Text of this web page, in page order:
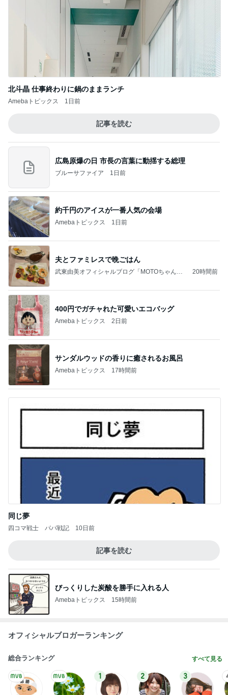
北斗晶 仕事終わりに鍋のままランチ
Amebaトピックス 1日前
記事を読む
広島原爆の日 市長の言葉に動揺する総理
ブルーサファイア 1日前
約千円のアイスが一番人気の会場
Amebaトピックス 1日前
夫とファミレスで晩ごはん
武東由美オフィシャルブログ「MOTOちゃんと
20時間前
400円でガチャれた可愛いエコバッグ
Amebaトピックス 2日前
サンダルウッドの香りに癒されるお風呂
Amebaトピックス 17時間前
同じ夢
四コマ戦士 パパ戦記 10日前
記事を読む
びっくりした炭酸を勝手に入れる人
Amebaトピックス 15時間前
オフィシャルブロガーランキング
総合ランキング すべて見る
1 2 3